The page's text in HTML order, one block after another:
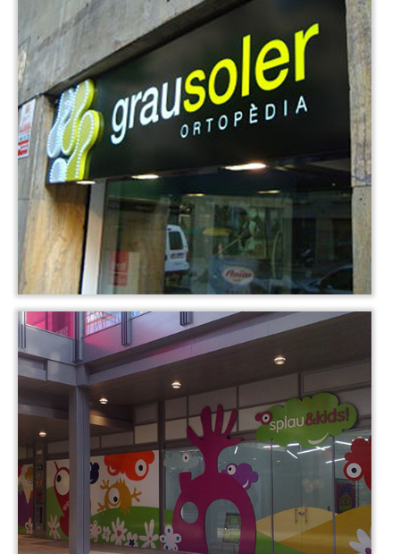
rótulos publicitarios
tipo camerino
letras fresadas
vinilos de todo tipo
vinilos para locales
vinilos personalizados